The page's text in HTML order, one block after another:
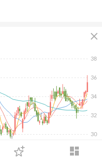
dashboard
登入
close
2026/05/28 2026/07/16
30
32
34
36
38